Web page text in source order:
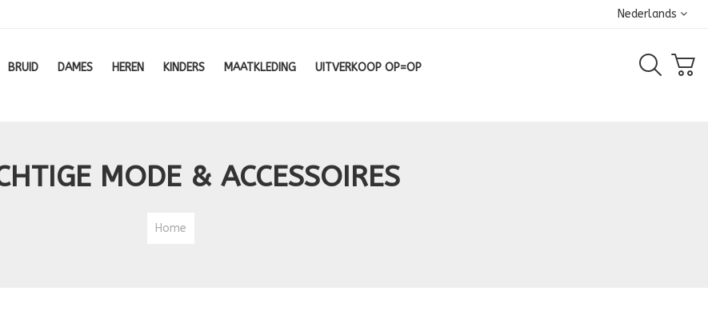
Nederlands
BRUID DAMES HEREN KINDERS MAATKLEDING UITVERKOOP OP=OP
MODE & ACCESSOIRES
Home